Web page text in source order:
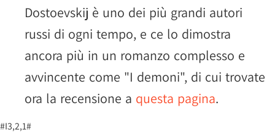
Dostoevskij è uno dei più grandi autori
russi di ogni tempo, e ce lo dimostra
ancora più in un romanzo complesso e
avvincente come "I demoni", di cui trovate
ora la recensione a questa pagina.
#I3,2,1#